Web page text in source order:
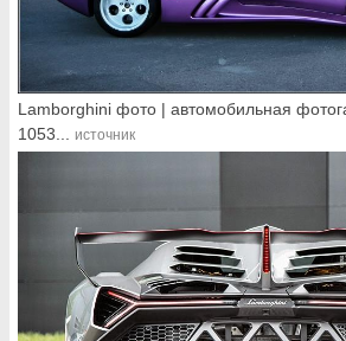
Lamborghini фото | автомобильная
1053...
источник